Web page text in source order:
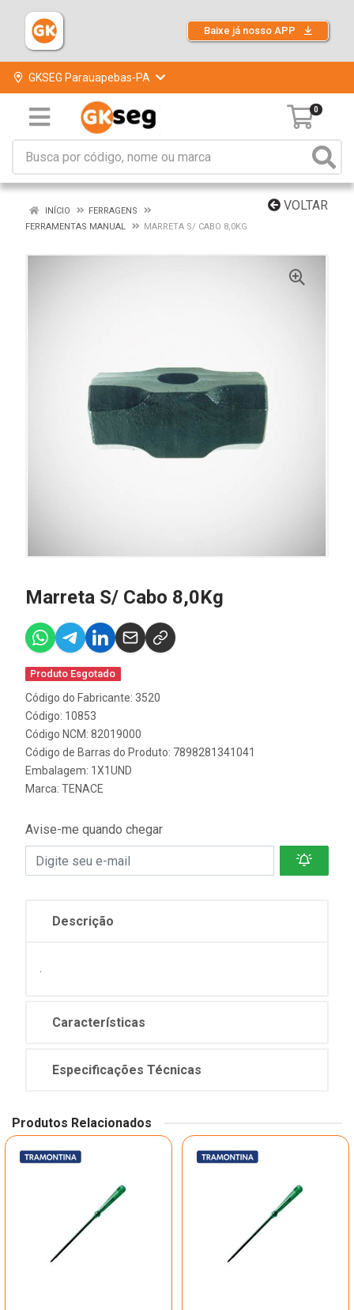
Baixe já nosso APP
GKSEG Parauapebas-PA
0
VOLTAR
INÍCIO
FERRAGENS
FERRAMENTAS MANUAL
MARRETA S/ CABO 8,0KG
Marreta S/ Cabo 8,0Kg
Produto Esgotado
Código do Fabricante: 3520
Código: 10853
Código NCM: 82019000
Código de Barras do Produto: 7898281341041
Embalagem: 1X1UND
Marca: TENACE
Avise-me quando chegar
Descrição
.
Características
Especificações Técnicas
Produtos Relacionados